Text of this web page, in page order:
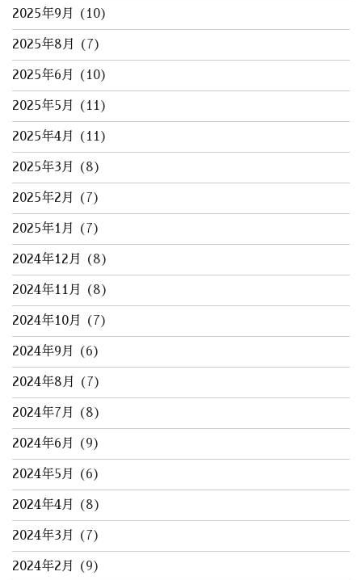
2025年9月 (10)
2025年8月 (7)
2025年6月 (10)
2025年5月 (11)
2025年4月 (11)
2025年3月 (8)
2025年2月 (7)
2025年1月 (7)
2024年12月 (8)
2024年11月 (8)
2024年10月 (7)
2024年9月 (6)
2024年8月 (7)
2024年7月 (8)
2024年6月 (9)
2024年5月 (6)
2024年4月 (8)
2024年3月 (7)
2024年2月 (9)